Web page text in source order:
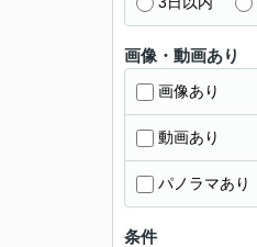
画像・動画あり
画像あり
動画あり
パノラマあり
条件